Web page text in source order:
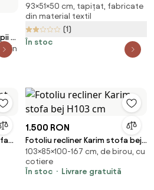
3
gri
din
93x51x50cm, albă/antracit
Spielwerk
93×51×50 cm, tapițat, fabricate
din material textil
(1)
În stoc
1.500 RON
Fotoliu recliner Karim stofa bej
H103 cm
103×85×100-167 cm, de birou, cu
cotiere
În stoc
Livrare gratuită